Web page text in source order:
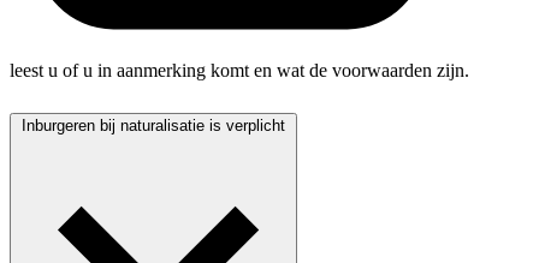
leest u of u in aanmerking komt en wat de voorwaarden zijn.
Inburgeren bij naturalisatie is verplicht